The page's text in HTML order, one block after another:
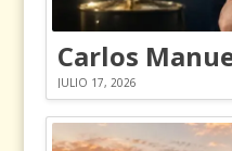
JULIO 17, 2026